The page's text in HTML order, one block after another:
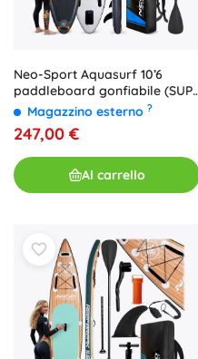
Neo-Sport Aquasurf 10’6
paddleboard gonfiabile (SUP)
320 × 84 × 15 cm – set con
accessori
Magazzino esterno ?
247,00 €
Al carrello